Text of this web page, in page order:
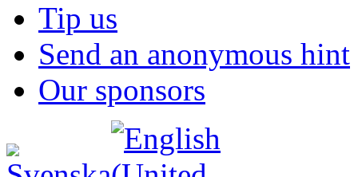
Tip us
Send an anonymous hint
Our sponsors